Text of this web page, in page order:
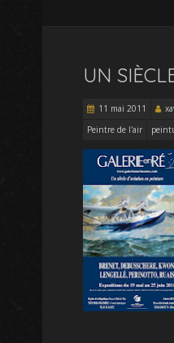
UN
11 mai 2011
Peintre de l'air